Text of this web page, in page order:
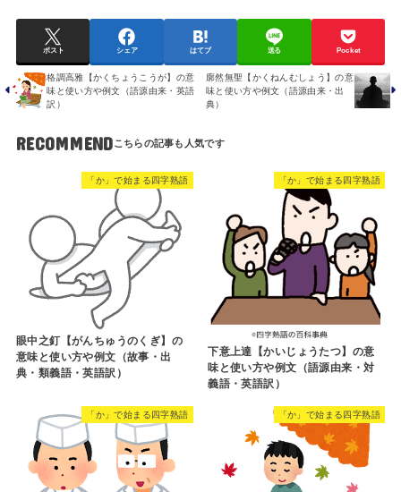
ポスト シェア はてブ 送る Pocket
格調高雅【かくちょうこうが】の意
味と使い方や例文（語源由来・英語
訳）
廓然無聖【かくねんむしょう】の意
味と使い方や例文（語源由来・出
典）
RECOMMEND
「か」で始まる四字熟語
眼中之釘【がんちゅうのくぎ】の
意味と使い方や例文（故事・出
典・類義語・英語訳）
「か」で始まる四字熟語
下意上達【かいじょうたつ】の意
味と使い方や例文（語源由来・対
義語・英語訳）
「か」で始まる四字熟語 「か」で始まる四字熟語